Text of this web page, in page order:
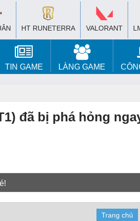
HT RUNETERRA VALORANT
TIN GAME LÀNG GAME
đã bị phá hỏng
Trang chủ